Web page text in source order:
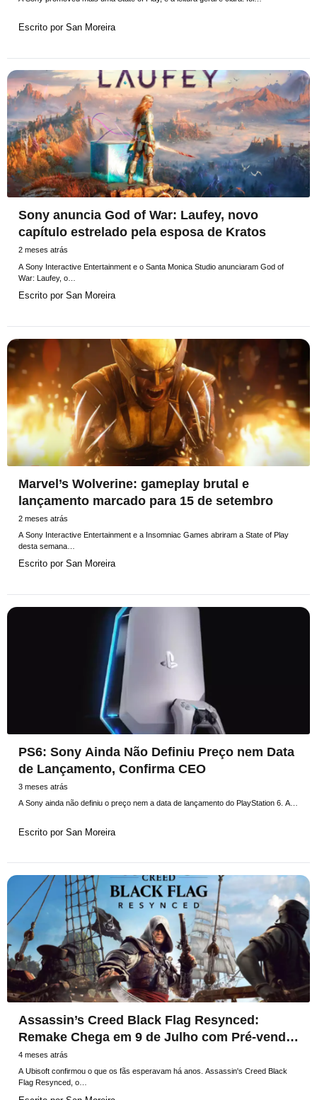
Escrito por San Moreira
Sony anuncia God of War: Laufey, novo
capítulo estrelado pela esposa de Kratos
2 meses atrás
A Sony Interactive Entertainment e o Santa Monica Studio anunciaram God of
War: Laufey, o…
Escrito por San Moreira
Marvel’s Wolverine: gameplay brutal e
lançamento marcado para 15 de setembro
2 meses atrás
A Sony Interactive Entertainment e a Insomniac Games abriram a State of Play
desta semana…
Escrito por San Moreira
PS6: Sony Ainda Não Definiu Preço nem Data
de Lançamento, Confirma CEO
3 meses atrás
A Sony ainda não definiu o preço nem a data de lançamento do PlayStation 6. A…
Escrito por San Moreira
Assassin’s Creed Black Flag Resynced:
Remake Chega em 9 de Julho com Pré-venda
Disponível; Vídeos de Gameplay Disponíveis
4 meses atrás
A Ubisoft confirmou o que os fãs esperavam há anos. Assassin's Creed Black
Flag Resynced, o…